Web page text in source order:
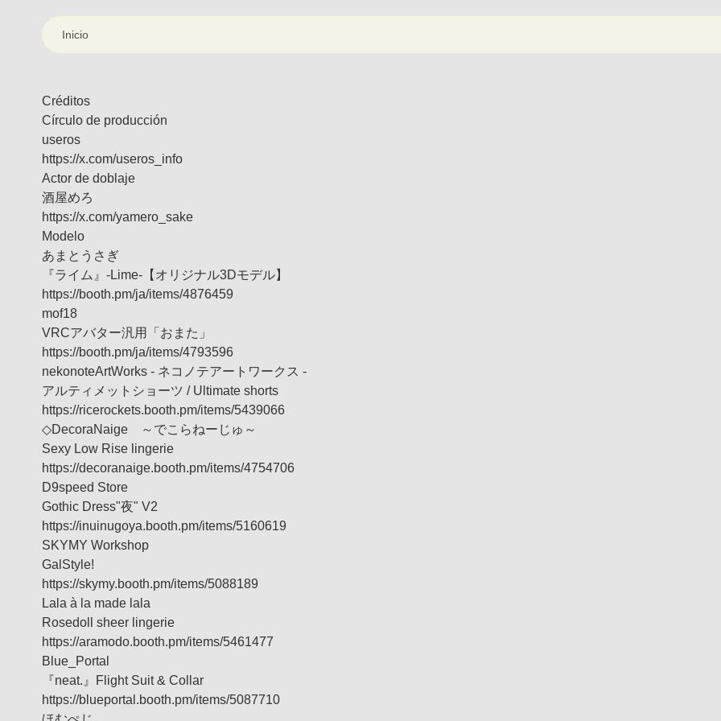
Inicio
Créditos
Círculo de producción
useros
https://x.com/useros_info
Actor de doblaje
酒屋めろ
https://x.com/yamero_sake
Modelo
あまとうさぎ
『ライム』-Lime-【オリジナル3Dモデル】
https://booth.pm/ja/items/4876459
mof18
VRCアバター汎用「おまた」
https://booth.pm/ja/items/4793596
nekonoteArtWorks - ネコノテアートワークス -
アルティメットショーツ / Ultimate shorts
https://ricerockets.booth.pm/items/5439066
◇DecoraNaige ～でこらねーじゅ～
Sexy Low Rise lingerie
https://decoranaige.booth.pm/items/4754706
D9speed Store
Gothic Dress"夜" V2
https://inuinugoya.booth.pm/items/5160619
SKYMY Workshop
GalStyle!
https://skymy.booth.pm/items/5088189
Lala à la made lala
Rosedoll sheer lingerie
https://aramodo.booth.pm/items/5461477
Blue_Portal
『neat.』Flight Suit & Collar
https://blueportal.booth.pm/items/5087710